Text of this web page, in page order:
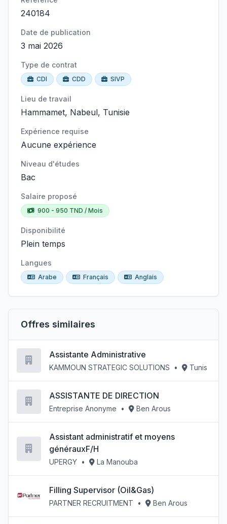
240184
Date de publication
3 mai 2026
Type de contrat
CDI CDD SIVP
Lieu de travail
Hammamet, Nabeul, Tunisie
Expérience requise
Aucune expérience
Niveau d'études
Bac
Salaire proposé
900 - 950 TND / Mois
Disponibilité
Plein temps
Langues
Arabe Français Anglais
Offres similaires
Assistante Administrative
KAMMOUN STRATEGIC SOLUTIONS • Tunis
ASSISTANTE DE DIRECTION
Entreprise Anonyme • Ben Arous
Assistant administratif et moyens
générauxF/H
UPERGY • La Manouba
Filling Supervisor (Oil&Gas)
PARTNER RECRUITMENT • Ben Arous